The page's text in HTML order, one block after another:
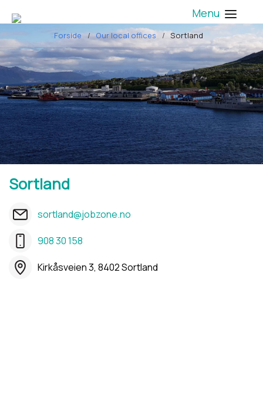
Menu
Forside Our local offices Sortland
Sortland
sortland@jobzone.no
908 30 158
Kirkåsveien 3, 8402 Sortland